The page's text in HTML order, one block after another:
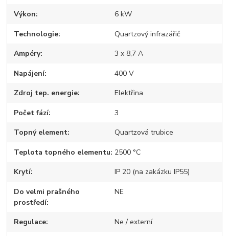
Výkon 6 kW
Technologie Quartzový infrazářič
Ampéry 3 x 8,7 A
Napájení 400 V
Zdroj tep. energie Elektřina
Počet fází 3
Topný element Quartzová trubice
Teplota topného elementu 2500 °C
Krytí IP 20 (na zakázku IP55)
Do velmi prašného
prostředí
NE
Regulace Ne / externí